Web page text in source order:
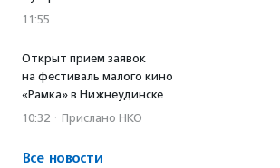
11:55
Открыт прием заявок
на фестиваль малого кино
«Рамка» в Нижнеудинске
10:32 · Прислано НКО
Все новости